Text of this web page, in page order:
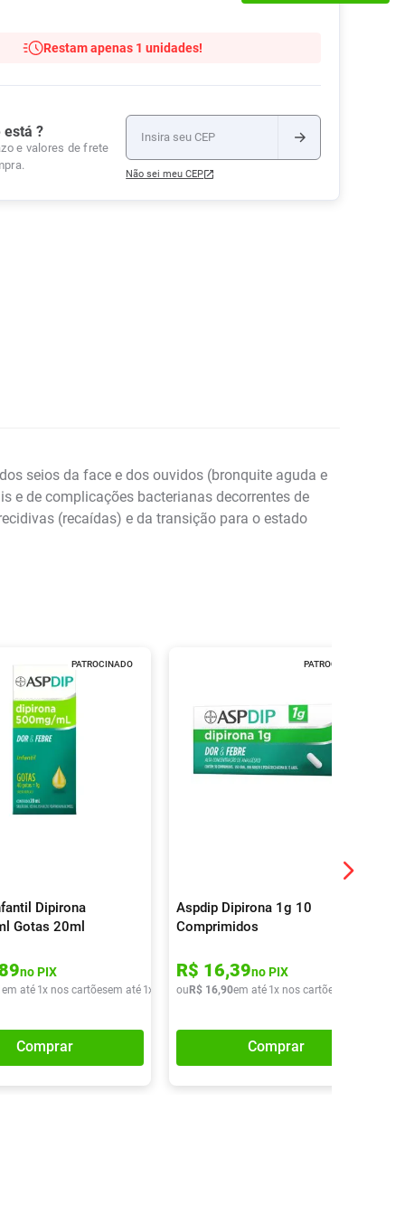
Umedecidas
Roupas Íntimas
Ver Tudo
Ver Tudo
Ver Tudo
Restam apenas 1 unidades!
está ?
e valores de frete
Não sei meu CEP
seios da face e dos ouvidos (bronquite aguda e
e de complicações bacterianas decorrentes de
(recaídas) e da transição para o estado
PATROCINADO
Dipirona
Gotas 20ml
no PIX
em até 1x nos cartõesem até 1x de R$ 20,51
Comprar
PATROCINADO
Aspdip Dipirona 1g 10
Comprimidos
R$ 16,39no PIX
ou R$ 16,90em até 1x nos cartões
Comprar